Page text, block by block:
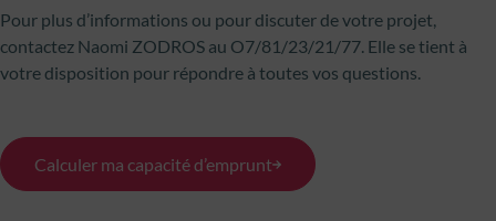
Pour plus d’informations ou pour discuter de votre projet,
contactez Naomi ZODROS au O7/81/23/21/77. Elle se tient à
votre disposition pour répondre à toutes vos questions.
Calculer ma capacité d’emprunt